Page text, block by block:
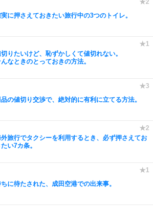
に押さえておきたい旅行中の3つのトイレ。
りたいけど、恥ずかしくて値切れない。
んなときのとっておきの方法。
の値切り交渉で、絶対的に有利に立てる方法。
旅行でタクシーを利用するとき、必ず押さえてお
たい7カ条。
に待たされた、成田空港での出来事。